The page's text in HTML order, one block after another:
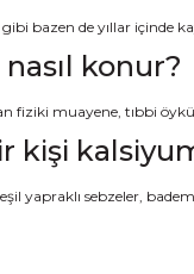
bazen de yıllar içinde
konur?
fiziki muayene, tıbbi
kişi
yapraklı sebzeler,